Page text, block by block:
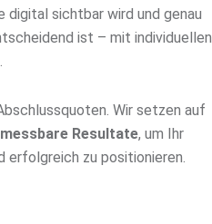
digital sichtbar wird und genau
ist – mit individuellen
Wir setzen auf
messbare Resultate, um Ihr
erfolgreich zu positionieren.